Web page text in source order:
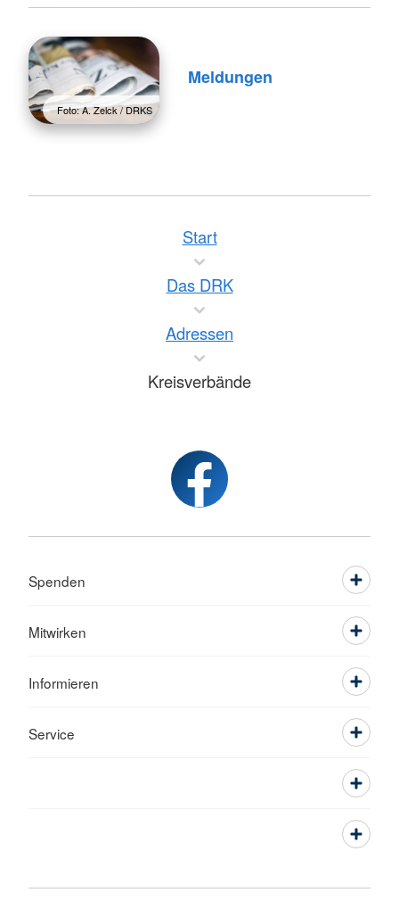
Foto: A. Zelck / DRKS
Meldungen
Start
Das DRK
Adressen
Kreisverbände
Spenden
Mitwirken
Informieren
Service